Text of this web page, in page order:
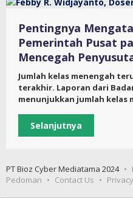
Pentingnya
Pemerintah Pusat
Mencegah
Jumlah kelas menengah
terakhir. Laporan dari
menunjukkan jumlah kelas
Selanjutnya
PT Bioz Cyber Mediatama 2024
Pedoman
Contact Us